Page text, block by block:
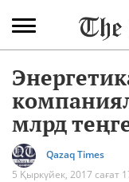
млрд
Qazaq Times
5 Қыркүйек, 2017 сағат